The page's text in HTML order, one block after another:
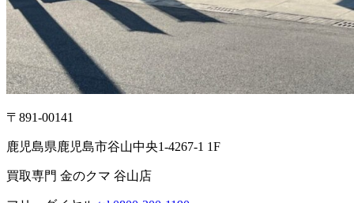
〒891-00141
鹿児島県鹿児島市谷山中央1-4267-1 1F
買取専門 金のクマ 谷山店